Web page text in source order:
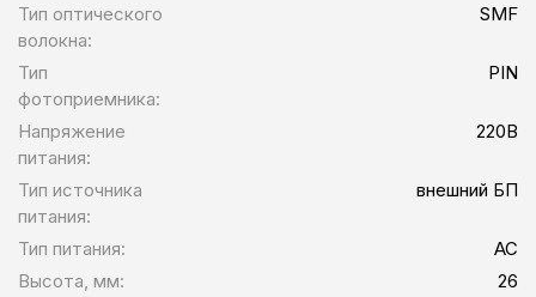
Тип оптического
волокна:
SMF
Тип
фотоприемника:
PIN
Напряжение
питания:
220В
Тип источника
питания:
внешний БП
Тип питания:
AC
Высота, мм:
26